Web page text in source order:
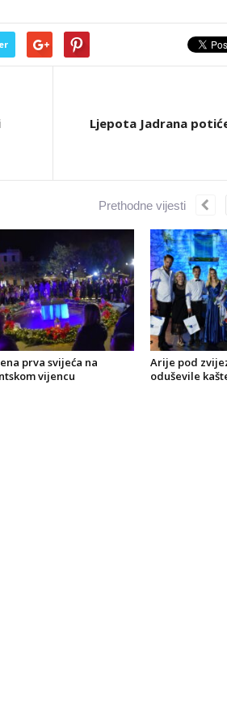
Ljepota Jadrana
prva svijeća na
vijencu
Arije pod
oduševile
Prethodne vijesti